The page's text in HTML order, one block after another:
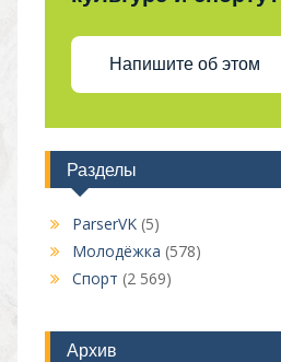
Напишите об этом
Разделы
ParserVK(5)
Молодёжка (578)
Спорт (2 569)
Архив